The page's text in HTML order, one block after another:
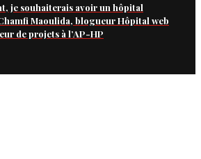
je souhaiterais avoir un hôpital
Maoulida, blogueur Hôpital web
de projets à l’AP-HP